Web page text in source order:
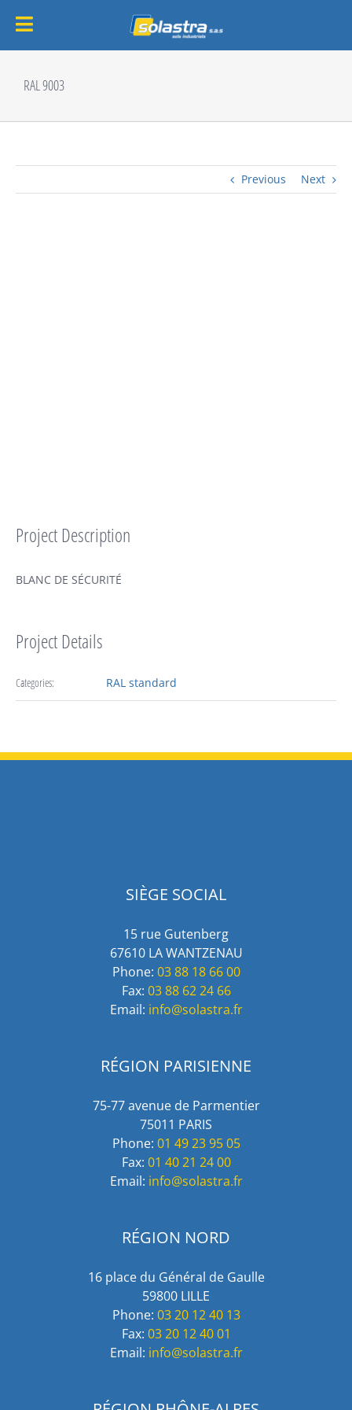
contenuRAL 9003
Previous Next
Project Description
BLANC DE SÉCURITÉ
Project Details
Categories: RAL standard
SIÈGE SOCIAL
15 rue Gutenberg
67610 LA WANTZENAU
Phone: 03 88 18 66 00
Fax: 03 88 62 24 66
Email: info@solastra.fr
RÉGION PARISIENNE
75-77 avenue de Parmentier
75011 PARIS
Phone: 01 49 23 95 05
Fax: 01 40 21 24 00
Email: info@solastra.fr
RÉGION NORD
16 place du Général de Gaulle
59800 LILLE
Phone: 03 20 12 40 13
Fax: 03 20 12 40 01
Email: info@solastra.fr